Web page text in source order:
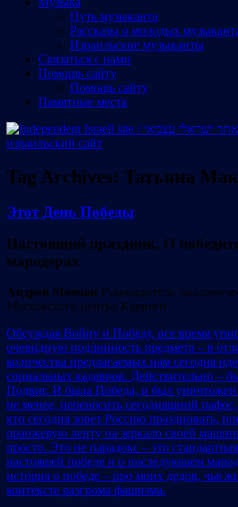
Путь музыканта
Рассказы о молодых
Израильские музыканты
Cвязаться с нами
Помощь сайту
Помощь сайту
Памятные места
Tag Archives: Татьяна
Этот День Победы
Настоящий праздник. О
мародерах
Андрей Мовчан Руководитель
Московского центра Карнеги
Обсуждая Войну и Победу, все время
очевидную подлинность предмета – в
количества предлагаемых нам сегодня
социальных кадавров. Действительно –
Подвиг. И была Победа, и был
не менее, переносить сегодняшний
кто сегодня зовет Россию праздновать,
оранжевую ленту на зеркало своей
просто. Это не парадокс – это
настоящей победе и о последующем
история о победе – про моих дедов, чья
контексте разгрома фашизма.